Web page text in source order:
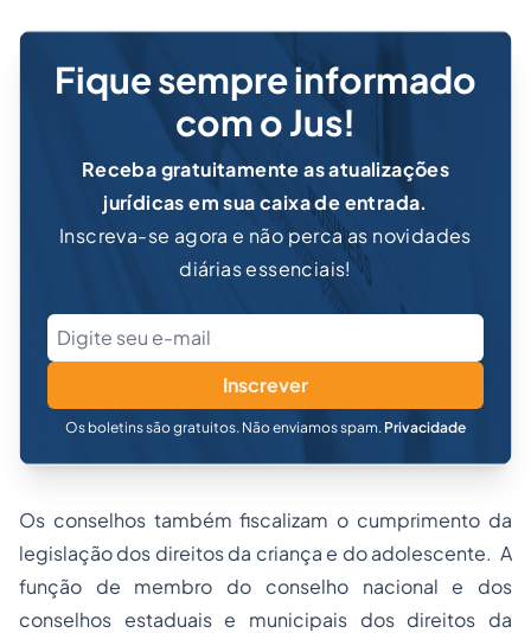
Fique sempre informado
com o Jus!
Receba gratuitamente as atualizações
jurídicas em sua caixa de entrada.
Inscreva-se agora e não perca as novidades
diárias essenciais!
Inscrever
Os boletins são gratuitos. Não enviamos spam. Privacidade
Os conselhos também fiscalizam o cumprimento da
legislação dos direitos da criança e do adolescente. A
função de membro do conselho nacional e dos
conselhos estaduais e municipais dos direitos da